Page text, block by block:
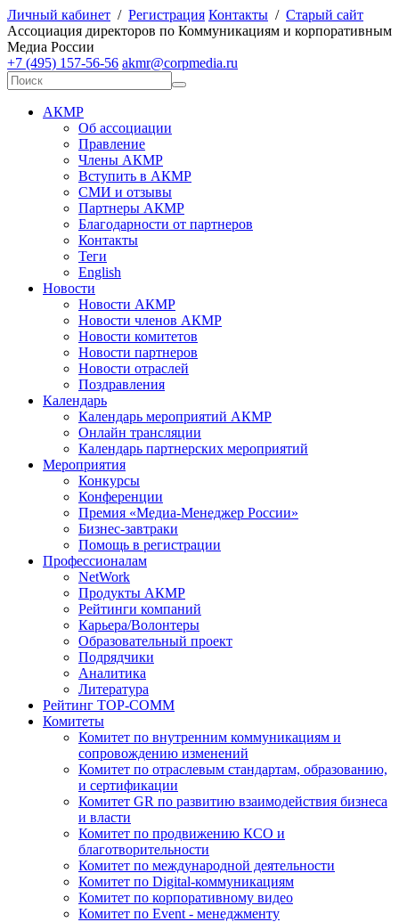
Личный кабинет / Регистрация Контакты / Старый сайт
Ассоциация директоров по Коммуникациям и корпоративным
Медиа России
+7 (495) 157-56-56 akmr@corpmedia.ru
АКМР
Об ассоциации
Правление
Члены АКМР
Вступить в АКМР
СМИ и отзывы
Партнеры АКМР
Благодарности от партнеров
Контакты
Теги
English
Новости
Новости АКМР
Новости членов АКМР
Новости комитетов
Новости партнеров
Новости отраслей
Поздравления
Календарь
Календарь мероприятий АКМР
Онлайн трансляции
Календарь партнерских мероприятий
Мероприятия
Конкурсы
Конференции
Премия «Медиа-Менеджер России»
Бизнес-завтраки
Помощь в регистрации
Профессионалам
NetWork
Продукты АКМР
Рейтинги компаний
Карьера/Волонтеры
Образовательный проект
Подрядчики
Аналитика
Литература
Рейтинг TOP-COMM
Комитеты
Комитет по внутренним коммуникациям и
сопровождению изменений
Комитет по отраслевым стандартам, образованию,
и сертификации
Комитет GR по развитию взаимодействия бизнеса
и власти
Комитет по продвижению КСО и
благотворительности
Комитет по международной деятельности
Комитет по Digital-коммуникациям
Комитет по корпоративному видео
Комитет по Event - менеджменту